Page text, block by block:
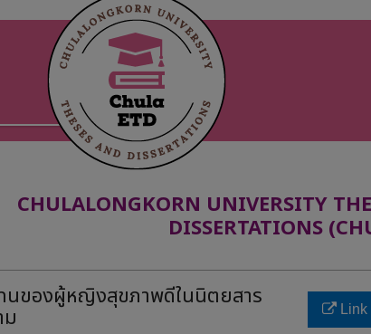
CHULALONGKORN UNIVERSITY
DISSERTATIONS
นของผู้หญิงสุขภาพดีในนิตยสาร Link